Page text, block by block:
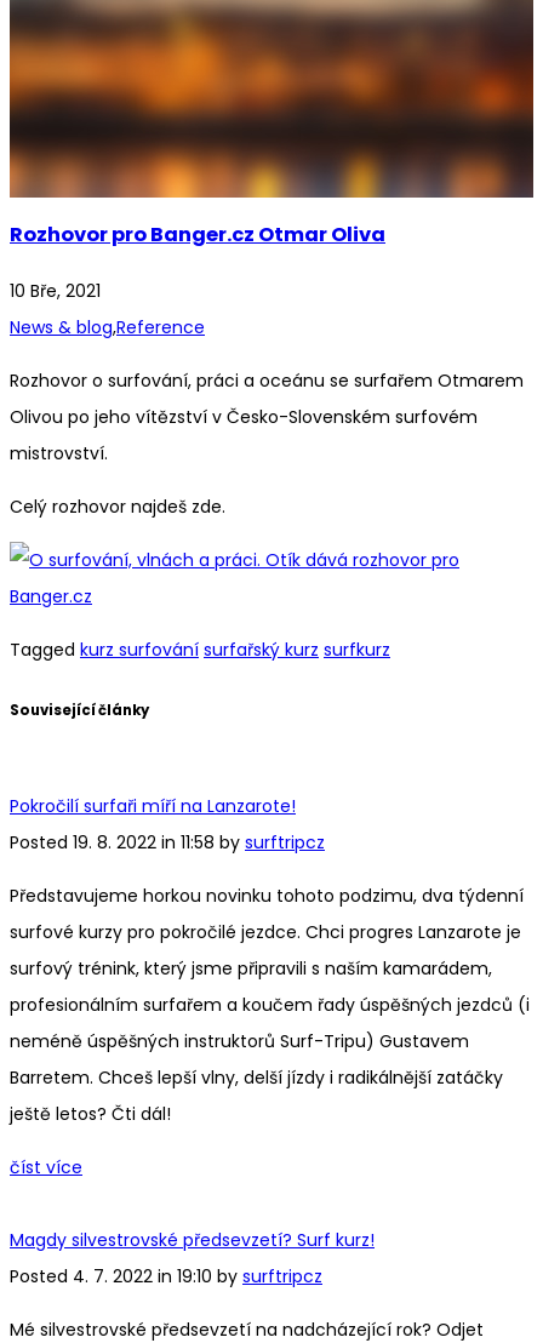
Rozhovor pro Banger.cz Otmar Oliva
10 Bře, 2021
News & blog,Reference
Rozhovor o surfování, práci a oceánu se surfařem Otmarem
Olivou po jeho vítězství v Česko-Slovenském surfovém
mistrovství.
Celý rozhovor najdeš zde.
Tagged kurz surfování surfařský kurz surfkurz
Související články
Pokročilí surfaři míří na Lanzarote!
Posted 19. 8. 2022 in 11:58 by surftripcz
Představujeme horkou novinku tohoto podzimu, dva týdenní
surfové kurzy pro pokročilé jezdce. Chci progres Lanzarote je
surfový trénink, který jsme připravili s naším kamarádem,
profesionálním surfařem a koučem řady úspěšných jezdců (i
neméně úspěšných instruktorů Surf-Tripu) Gustavem
Barretem. Chceš lepší vlny, delší jízdy i radikálnější zatáčky
ještě letos? Čti dál!
číst více
Magdy silvestrovské předsevzetí? Surf kurz!
Posted 4. 7. 2022 in 19:10 by surftripcz
Mé silvestrovské předsevzetí na nadcházející rok? Odjet